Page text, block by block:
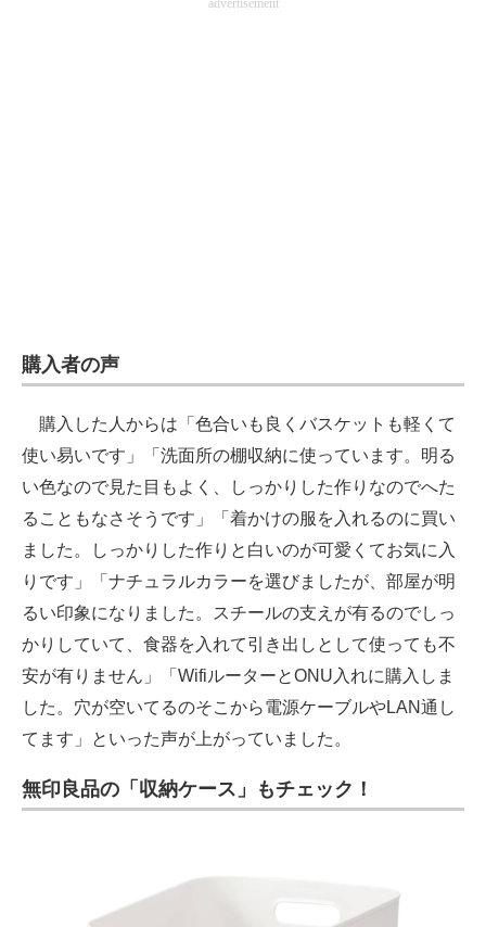
advertisement
購入者の声
購入した人からは「色合いも良くバスケットも軽くて
使い易いです」「洗面所の棚収納に使っています。明る
い色なので見た目もよく、しっかりした作りなのでへた
ることもなさそうです」「着かけの服を入れるのに買い
ました。しっかりした作りと白いのが可愛くてお気に入
りです」「ナチュラルカラーを選びましたが、部屋が明
るい印象になりました。スチールの支えが有るのでしっ
かりしていて、食器を入れて引き出しとして使っても不
安が有りません」「WifiルーターとONU入れに購入しま
した。穴が空いてるのそこから電源ケーブルやLAN通し
てます」といった声が上がっていました。
無印良品の「収納ケース」もチェック！